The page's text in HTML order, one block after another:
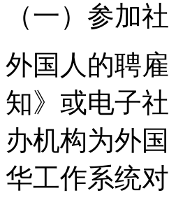
（一）参加
外国人的聘
知》或电子
办机构为外
华工作系统